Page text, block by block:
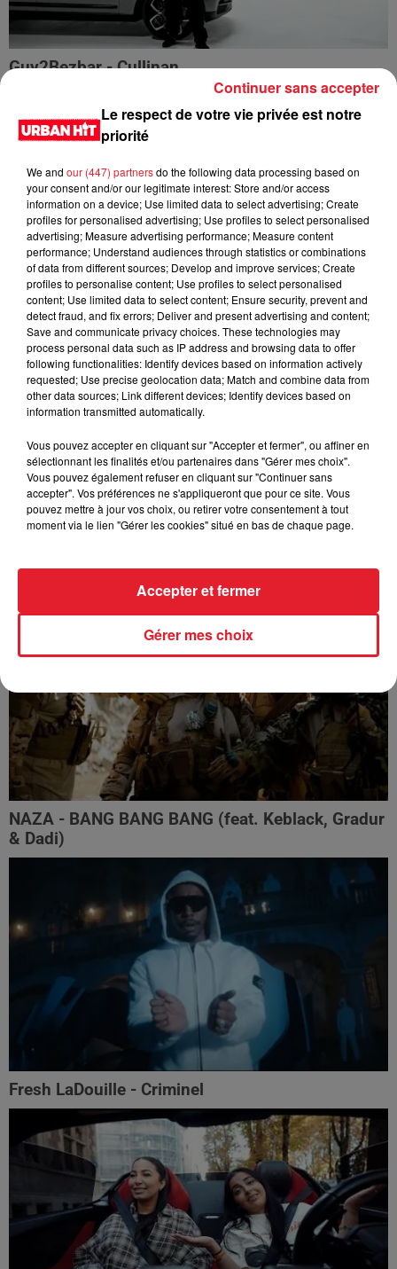
Guy2Bezbar - Cullinan
HIMRA, NINHO, NO PAIN NO GAIN - DANS LE DOS
GUIZMO - T’CHALLA
NAZA - BANG BANG BANG (feat. Keblack, Gradur
& Dadi)
Fresh LaDouille - Criminel
Le respect de votre vie privée est notre
priorité
We and our (447) partnersdo the following data processing based on
your consent and/or our legitimate interest: Store and/or access
information on a device; Use limited data to select advertising; Create
profiles for personalised advertising; Use profiles to select personalised
advertising; Measure advertising performance; Measure content
performance; Understand audiences through statistics or combinations
of data from different sources; Develop and improve services; Create
profiles to personalise content; Use profiles to select personalised
content; Use limited data to select content; Ensure security, prevent and
detect fraud, and fix errors; Deliver and present advertising and content;
Save and communicate privacy choices. These technologies may
process personal data such as IP address and browsing data to offer
following functionalities: Identify devices based on information actively
requested; Use precise geolocation data; Match and combine data from
other data sources; Link different devices; Identify devices based on
information transmitted automatically.
Vous pouvez accepter en cliquant sur "Accepter et fermer", ou affiner en
sélectionnant les finalités et/ou partenaires dans "Gérer mes choix".
Vous pouvez également refuser en cliquant sur "Continuer sans
accepter". Vos préférences ne s'appliqueront que pour ce site. Vous
pouvez mettre à jour vos choix, ou retirer votre consentement à tout
moment via le lien "Gérer les cookies" situé en bas de chaque page.
Gérer mes choix
Accepter et fermer
Continuer sans accepter